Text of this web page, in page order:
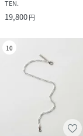
TEN.
19,800円
10